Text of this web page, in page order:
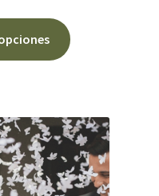
Este
producto
Las
opciones
se
pueden